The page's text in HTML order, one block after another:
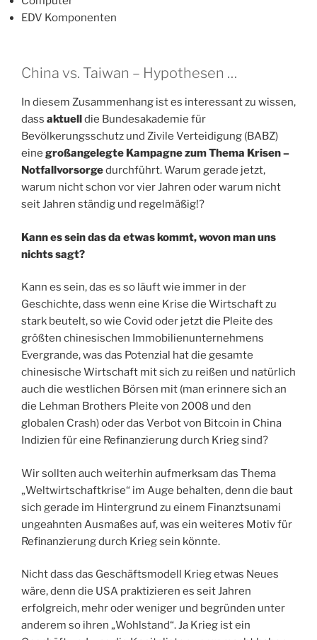
EDV Komponenten
China vs. Taiwan – Hypothesen …
In diesem Zusammenhang ist es interessant zu wissen,
dass aktuelldie Bundesakademie für
Bevölkerungsschutz und Zivile Verteidigung (BABZ)
eine großangelegte Kampagnezum Thema Krisen –
Notfallvorsorgedurchführt. Warum gerade jetzt,
warum nicht schon vor vier Jahren oder warum nicht
seit Jahren ständig und regelmäßig!?
Kann es sein das da etwas kommt, wovon man uns
nichts sagt?
Kann es sein, das es so läuft wie immer in der
Geschichte, dass wenn eine Krise die Wirtschaft zu
stark beutelt, so wie Covid oder jetzt die Pleite des
größten chinesischen Immobilienunternehmens
Evergrande, was das Potenzial hat die gesamte
chinesische Wirtschaft mit sich zu reißen und natürlich
auch die westlichen Börsen mit (man erinnere sich an
die Lehman Brothers Pleite von 2008 und den
globalen Crash) oder das Verbot von Bitcoin in China
Indizien für eine Refinanzierung durch Krieg sind?
Wir sollten auch weiterhin aufmerksam das Thema
„Weltwirtschaftkrise“ im Auge behalten, denn die baut
sich gerade im Hintergrund zu einem Finanztsunami
ungeahnten Ausmaßes auf, was ein weiteres Motiv für
Refinanzierung durch Krieg sein könnte.
Nicht dass das Geschäftsmodell Krieg etwas Neues
wäre, denn die USA praktizieren es seit Jahren
erfolgreich, mehr oder weniger und begründen unter
anderem so ihren „Wohlstand“. Ja Krieg ist ein